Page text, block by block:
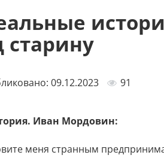
старину
09.12.2023 91
Иван Мордовин:
меня странным